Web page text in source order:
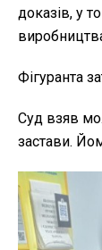
доказів, у
Фігуранта
Суд взяв
застави.